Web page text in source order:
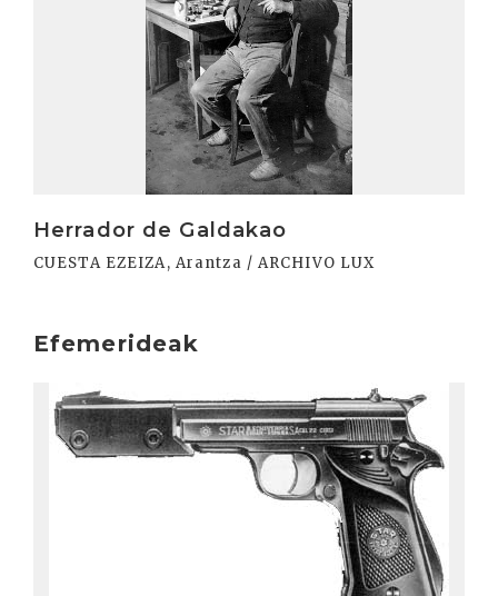
Herrador de Galdakao
CUESTA EZEIZA, Arantza / ARCHIVO LUX
Efemerideak
Irakurri